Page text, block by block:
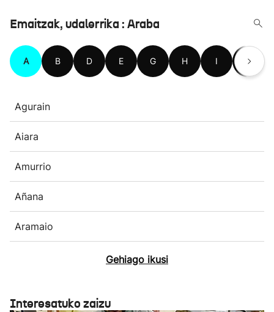
Emaitzak, udalerrika : Araba
A B D E G H I K
Agurain
Aiara
Amurrio
Añana
Aramaio
Gehiago ikusi
Interesatuko zaizu